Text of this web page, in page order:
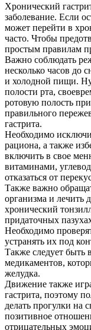
Хронический
заболевание. Если
может перейти в
часто. Чтобы
простым правилам
Важно соблюдать
несколько часов до
и холодной пищи.
полости рта,
ротовую полость
правильного
гастрита.
Необходимо
рациона, а также
включить в свое
витаминами,
отказаться от
Также важно
организма и лечить
хронический
придаточных
Необходимо
устранять их под
Также следует быть
медикаментов,
желудка.
Движение также
гастрита, поэтому
делать прогулки на
позитивное
отрицательных